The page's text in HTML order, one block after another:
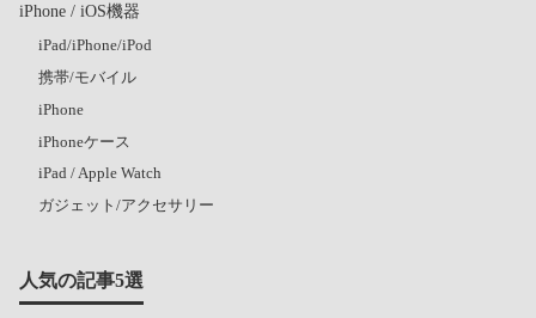
iPhone / iOS機器
iPad/iPhone/iPod
携帯/モバイル
iPhone
iPhoneケース
iPad / Apple Watch
ガジェット/アクセサリー
人気の記事5選